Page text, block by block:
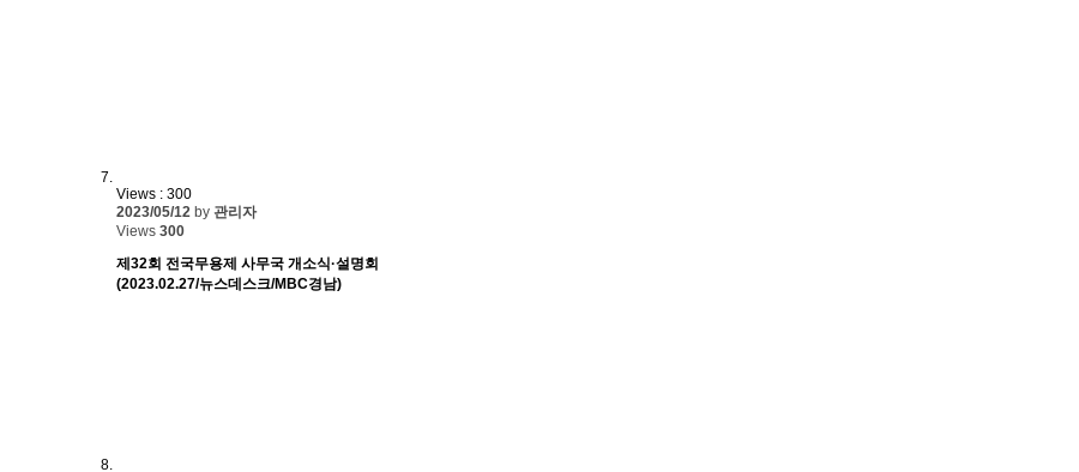
Views : 300
2023/05/12 by 관리자
Views 300
제32회 전국무용제 사무국 개소식·설명회
(2023.02.27/뉴스데스크/MBC경남)